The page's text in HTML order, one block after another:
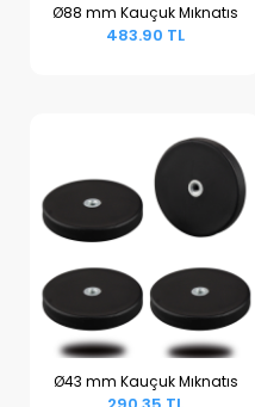
Sepete Ekle
Ø88 mm Kauçuk Mıknatıs
483.90 TL
Ø43 mm Kauçuk Mıknatıs